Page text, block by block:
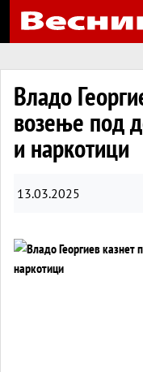
Владо
возење под
и наркотици
13.03.2025